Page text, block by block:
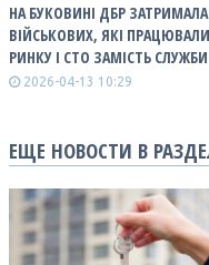
НА БУКОВИНІ ДБР ЗАТРИМАЛА
ВІЙСЬКОВИХ, ЯКІ
РИНКУ І СТО ЗАМІСТЬ СЛУЖБИ
2026-04-13 10:29
ЕЩЕ НОВОСТИ В